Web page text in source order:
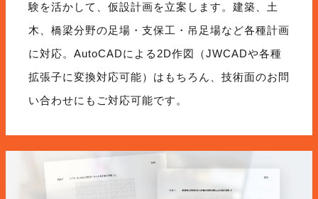
験を活かして、仮設計画を立案します。建築、土
木、橋梁分野の足場・支保工・吊足場など各種計画
に対応。AutoCADによる2D作図（JWCADや各種
拡張子に変換対応可能）はもちろん、技術面のお問
い合わせにもご対応可能です。